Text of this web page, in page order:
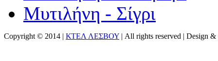
Μυτιλήνη - Σίγρι
Copyright © 2014 | ΚΤΕΛ ΛΕΣΒΟΥ | All rights reserved | Design &